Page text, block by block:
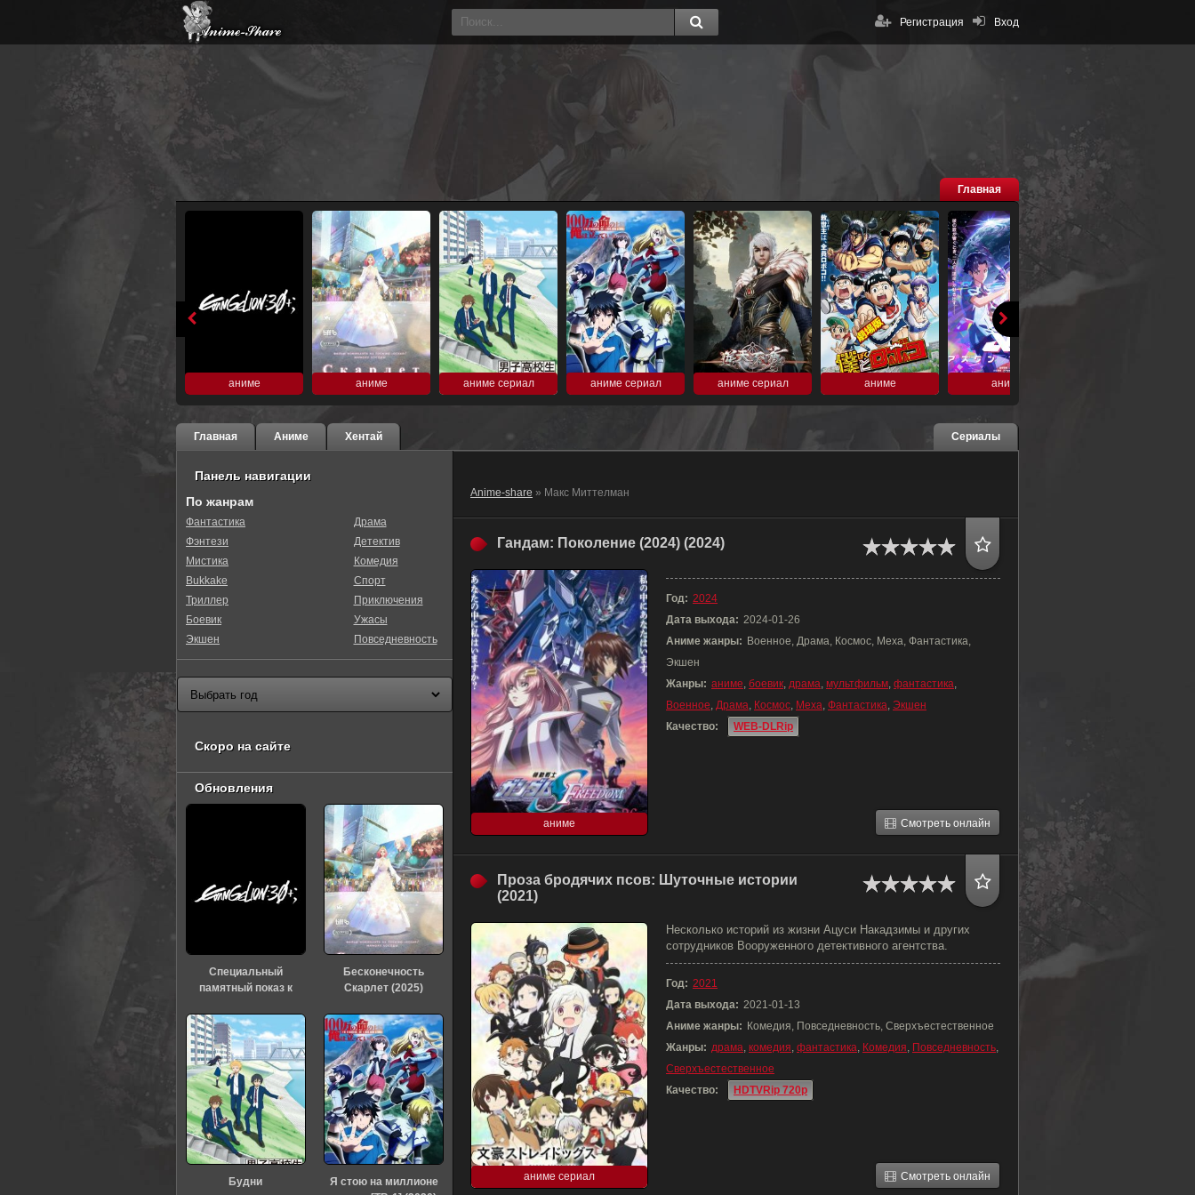
Вход
Регистрация
Главная
аниме аниме аниме сериал аниме сериал аниме сериал аниме аниме
Главная Аниме Хентай Сериалы
Anime-share » Макс Миттелман
Гандам: Поколение (2024) (2024)
аниме
Год: 2024
Дата выхода: 2024-01-26
Аниме жанры: Военное, Драма, Космос, Меха, Фантастика,
Экшен
Жанры: аниме, боевик, драма, мультфильм, фантастика,
Военное, Драма, Космос, Меха, Фантастика, Экшен
Качество:
WEB-DLRip
Смотреть онлайн
Проза бродячих псов: Шуточные истории
(2021)
аниме сериал
Несколько историй из жизни Ацуси Накадзимы и других
сотрудников Вооруженного детективного агентства.
Год: 2021
Дата выхода: 2021-01-13
Аниме жанры: Комедия, Повседневность, Сверхъестественное
Жанры: драма, комедия, фантастика, Комедия, Повседневность,
Сверхъестественное
Качество:
HDTVRip 720p
Смотреть онлайн
Панель навигации
По жанрам
Фантастика
Фэнтези
Мистика
Bukkake
Триллер
Боевик
Экшен
Драма
Детектив
Комедия
Спорт
Приключения
Ужасы
Повседневность
Скоро на сайте
Обновления
Специальный
памятный показ к
«Евангелиона» (2026)
Бесконечность
Скарлет (2025)
Будни
Я стою на миллионе